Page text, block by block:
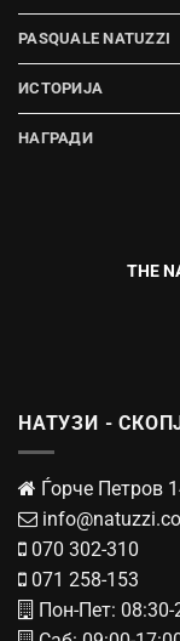
PASQUALE NATUZZI
ИСТОРИЈА
НАГРАДИ
THE
НАТУЗИ -
Ѓорче Петров
070 302-310
071 258-153
Пон-Пет: 08:30-